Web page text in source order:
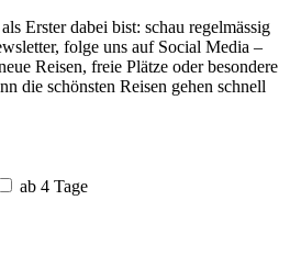
Erster dabei bist: schau regelmässig
folge uns auf Social Media –
Reisen, freie Plätze oder besondere
die schönsten Reisen gehen schnell
ab 4 Tage